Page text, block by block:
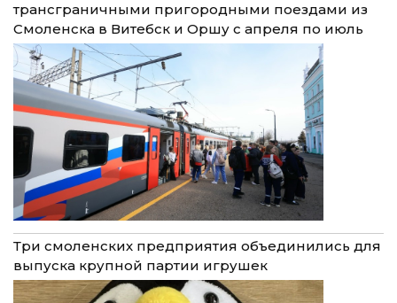
трансграничными пригородными поездами из
Смоленска в Витебск и Оршу с апреля по июль
Три смоленских предприятия объединились для
выпуска крупной партии игрушек